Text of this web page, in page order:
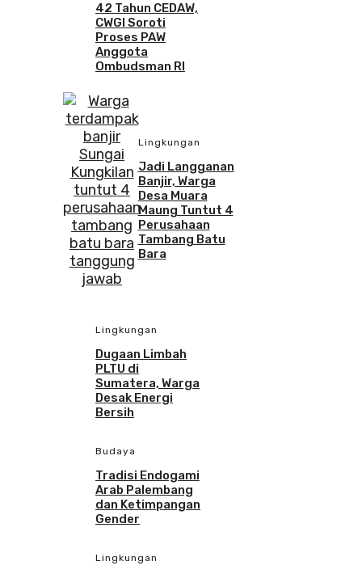
42 Tahun CEDAW,
CWGI Soroti
Proses PAW
Anggota
Ombudsman RI
Lingkungan
Jadi Langganan
Banjir, Warga
Desa Muara
Maung Tuntut 4
Perusahaan
Tambang Batu
Bara
Lingkungan
Dugaan Limbah
PLTU di
Sumatera, Warga
Desak Energi
Bersih
Budaya
Tradisi Endogami
Arab Palembang
dan Ketimpangan
Gender
Lingkungan